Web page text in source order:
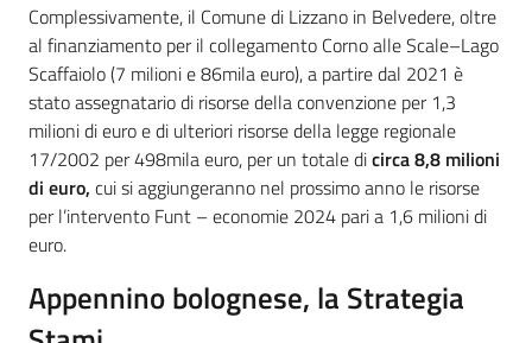
Complessivamente, il Comune di Lizzano in Belvedere, oltre
al finanziamento per il collegamento Corno alle Scale–Lago
Scaffaiolo (7 milioni e 86mila euro), a partire dal 2021 è
stato assegnatario di risorse della convenzione per 1,3
milioni di euro e di ulteriori risorse della legge regionale
17/2002 per 498mila euro, per un totale dicirca 8,8 milioni
di euro, cui si aggiungeranno nel prossimo anno le risorse
per l’intervento Funt – economie 2024 pari a 1,6 milioni di
euro.
Appennino bolognese, la Strategia